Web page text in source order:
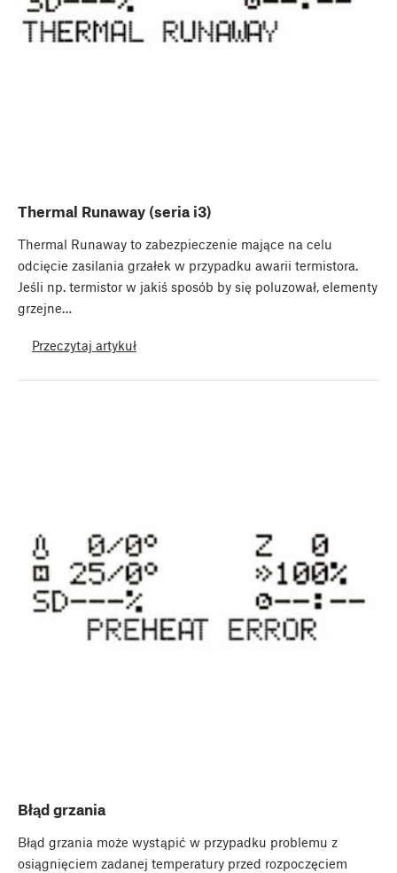
Thermal Runaway (seria i3)
Thermal Runaway to zabezpieczenie mające na celu
odcięcie zasilania grzałek w przypadku awarii termistora.
Jeśli np. termistor w jakiś sposób by się poluzował, elementy
grzejne…
Przeczytaj artykuł
Błąd grzania
Błąd grzania może wystąpić w przypadku problemu z
osiągnięciem zadanej temperatury przed rozpoczęciem